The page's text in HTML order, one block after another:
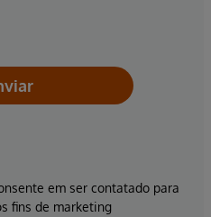
em ser contatado para
fins de marketing